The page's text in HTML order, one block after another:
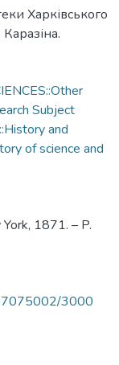
Харківського
Subject
and
of science and
1871. – P.
3000